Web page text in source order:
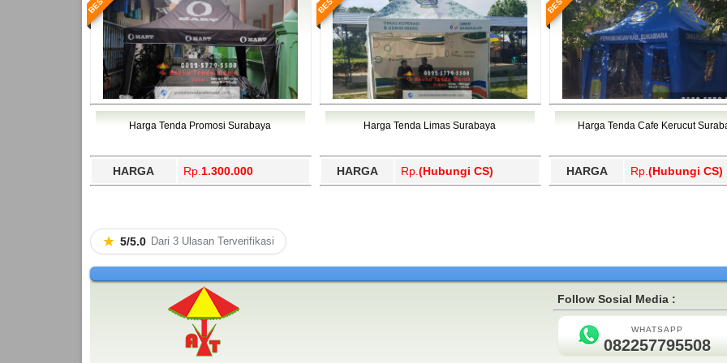
Harga Tenda Promosi Surabaya
HARGA Rp. 1.300.000
Harga Tenda Limas Surabaya
HARGA Rp. (Hubungi CS)
Harga Tenda Cafe Kerucut
HARGA Rp. (Hubungi CS)
★ 5/5.0 Dari 3 Ulasan Terverifikasi
Follow Sosial Media :
WHATSAPP
082257795508